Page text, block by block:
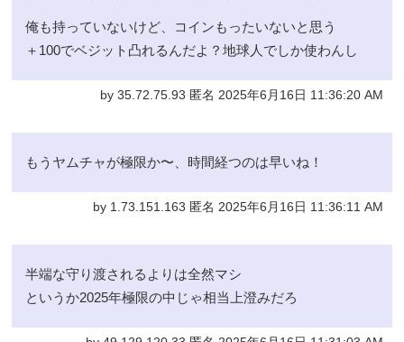
俺も持っていないけど、コインもったいないと思う
＋100でベジット凸れるんだよ？地球人でしか使わんし
by 35.72.75.93 匿名 2025年6月16日 11:36:20 AM
もうヤムチャが極限か〜、時間経つのは早いね！
by 1.73.151.163 匿名 2025年6月16日 11:36:11 AM
半端な守り渡されるよりは全然マシ
というか2025年極限の中じゃ相当上澄みだろ